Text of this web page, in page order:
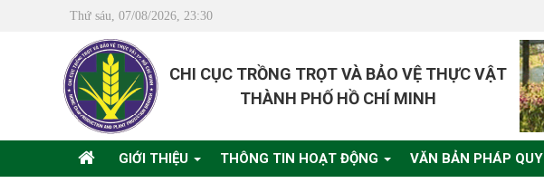
Thứ sáu, 07/08/2026, 23:30
CHI CỤC TRỒNG TRỌT VÀ BẢO VỆ THỰC VẬT
THÀNH PHỐ HỒ CHÍ MINH
GIỚI THIỆU THÔNG TIN HOẠT ĐỘNG VĂN BẢN PHÁP QUY